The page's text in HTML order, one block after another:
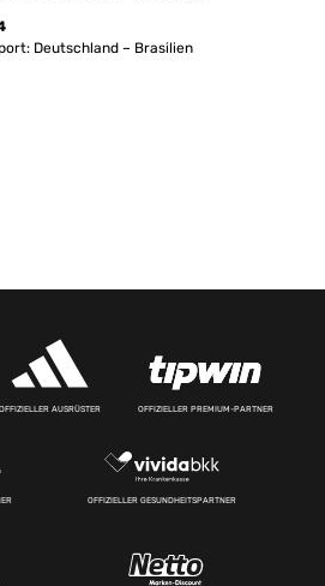
Deutschland – Brasilien
OFFIZIELLER AUSRÜSTER OFFIZIELLER PREMIUM-PARTNER
OFFIZIELLER GESUNDHEITSPARTNER